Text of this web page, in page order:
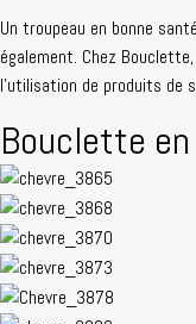
Un troupeau en bonne
également. Chez
l'utilisation de produits de
Bouclette